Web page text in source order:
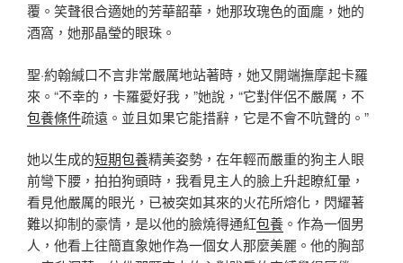
覆。笑聲很合適她的芳華韶華，她那玫瑰色的面龐，她的
酒窩，她那晶瑩的眼珠。
聖·約翰緘口不言非常嚴厲地站著時，她又開端撫摩起卡羅
來。“不幸的，卡羅愛好我，”她說，“它對伴侶不嚴厲，不
包養條件疏遠。並且如果它能措辭，它是不會不吭聲的。”
她以生成的短期包養精美姿勢，在年輕而嚴重的狗主人眼
前彎下腰，拍拍狗頭時，我看見主人的臉上升起瞭紅暈，
看見他嚴厲的眼光，已被突如其來的火花所熔化，閃耀著
難以抑制的豪情，是以他的臉燒得通紅包養 。作為一個男
人，他看上往簡直象她作為一個女人那麼美麗。他的胸部